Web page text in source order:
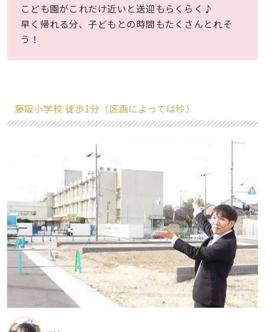
こども園がこれだけ近いと送迎もらくらく♪
早く帰れる分、子どもとの時間もたくさんとれそ
う！
藤阪小学校 徒歩1分（区画によっては秒）